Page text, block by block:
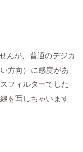
んが、普通のデジカ
方向）に感度があ
フィルターでした
を写しちゃいます